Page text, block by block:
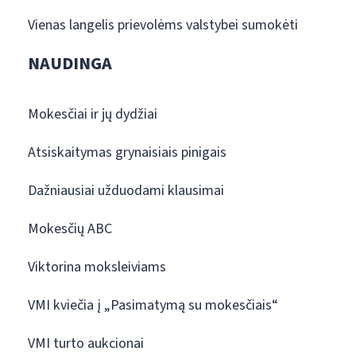
Vienas langelis prievolėms valstybei sumokėti
NAUDINGA
Mokesčiai ir jų dydžiai
Atsiskaitymas grynaisiais pinigais
Dažniausiai užduodami klausimai
Mokesčių ABC
Viktorina moksleiviams
VMI kviečia į „Pasimatymą su mokesčiais“
VMI turto aukcionai